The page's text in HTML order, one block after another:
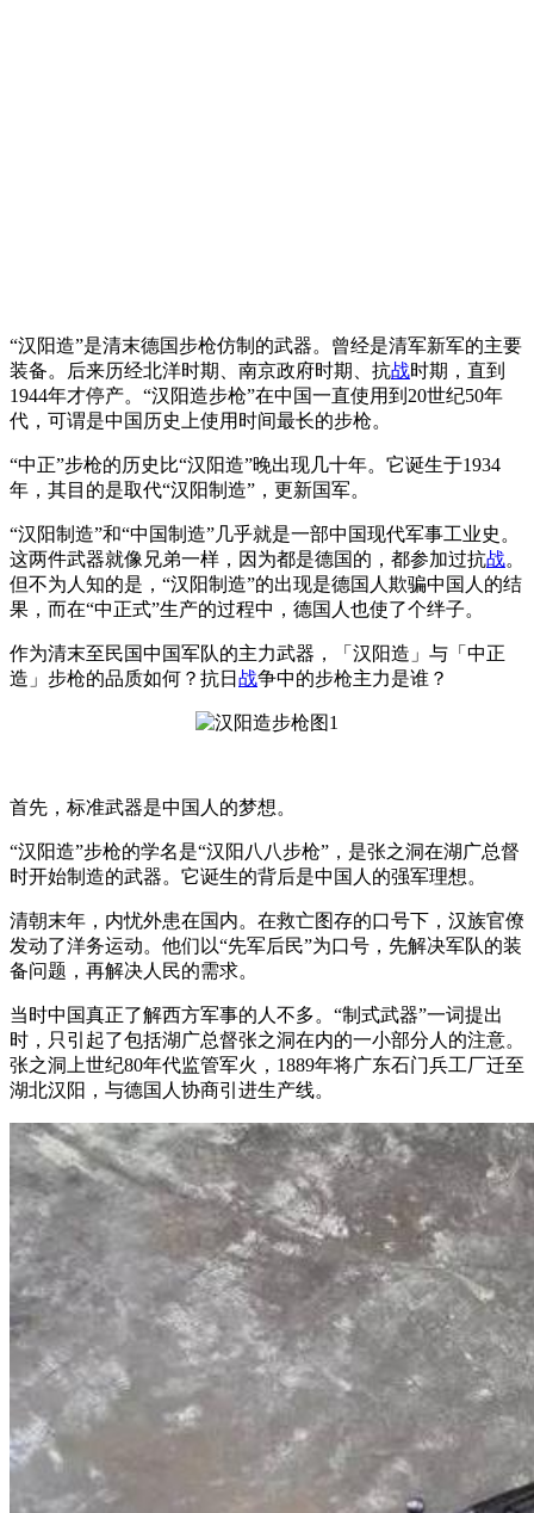
“汉阳造”是清末德国步枪仿制的武器。曾经是清军新军的主要
装备。后来历经北洋时期、南京政府时期、抗战时期，直到
1944年才停产。“汉阳造步枪”在中国一直使用到20世纪50年
代，可谓是中国历史上使用时间最长的步枪。
“中正”步枪的历史比“汉阳造”晚出现几十年。它诞生于1934
年，其目的是取代“汉阳制造”，更新国军。
“汉阳制造”和“中国制造”几乎就是一部中国现代军事工业史。
这两件武器就像兄弟一样，因为都是德国的，都参加过抗战。
但不为人知的是，“汉阳制造”的出现是德国人欺骗中国人的结
果，而在“中正式”生产的过程中，德国人也使了个绊子。
作为清末至民国中国军队的主力武器，「汉阳造」与「中正
造」步枪的品质如何？抗日 战争中的步枪主力是谁？
首先，标准武器是中国人的梦想。
“汉阳造”步枪的学名是“汉阳八八步枪”，是张之洞在湖广总督
时开始制造的武器。它诞生的背后是中国人的强军理想。
清朝末年，内忧外患在国内。在救亡图存的口号下，汉族官僚
发动了洋务运动。他们以“先军后民”为口号，先解决军队的装
备问题，再解决人民的需求。
当时中国真正了解西方军事的人不多。“制式武器”一词提出
时，只引起了包括湖广总督张之洞在内的一小部分人的注意。
张之洞上世纪80年代监管军火，1889年将广东石门兵工厂迁至
湖北汉阳，与德国人协商引进生产线。